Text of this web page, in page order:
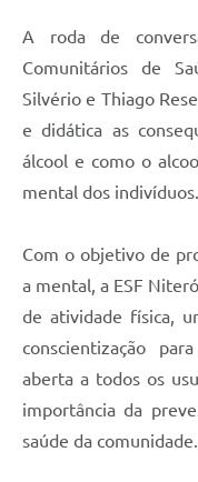
A roda de
Comunitários de
Silvério e Thiago
e didática as
álcool e como o
mental dos indivíduos.
Com o objetivo de
a mental, a ESF
de atividade física,
conscientização
aberta a todos os
importância da
saúde da comunidade.